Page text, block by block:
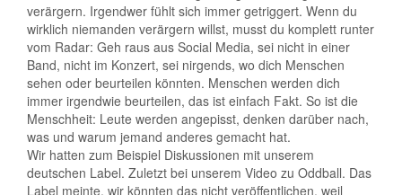
verärgern. Irgendwer fühlt sich immer getriggert. Wenn du
wirklich niemanden verärgern willst, musst du komplett runter
vom Radar: Geh raus aus Social Media, sei nicht in einer
Band, nicht im Konzert, sei nirgends, wo dich Menschen
sehen oder beurteilen könnten. Menschen werden dich
immer irgendwie beurteilen, das ist einfach Fakt. So ist die
Menschheit: Leute werden angepisst, denken darüber nach,
was und warum jemand anderes gemacht hat.
Wir hatten zum Beispiel Diskussionen mit unserem
deutschen Label. Zuletzt bei unserem Video zu Oddball. Das
Label meinte, wir könnten das nicht veröffentlichen, weil